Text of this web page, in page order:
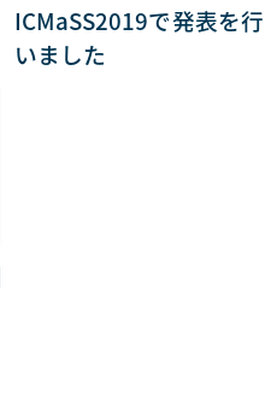
ICMaSS2019で発表を行
いました